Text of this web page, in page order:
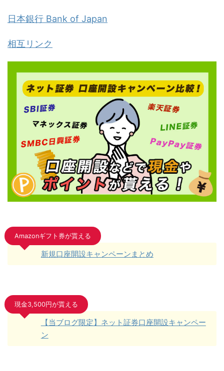
日本銀行 Bank of Japan
相互リンク
Amazonギフト券が貰える
新規口座開設キャンペーンまとめ
現金3,500円が貰える
【当ブログ限定】ネット証券口座開設キャンペー
ン